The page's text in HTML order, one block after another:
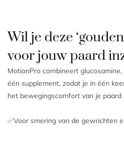
Wil je deze
voor jouw paard
MotionPro combineert
één supplement, zodat je in één
het bewegingscomfort van je paard
✅Voor smering van de gewrichten